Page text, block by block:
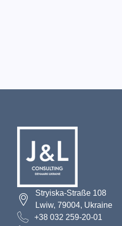
Stryiska-Straße 108
Lwiw, 79004, Ukraine
+38 032 259-20-01